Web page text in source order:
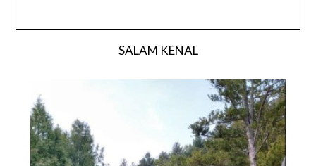
SALAM KENAL